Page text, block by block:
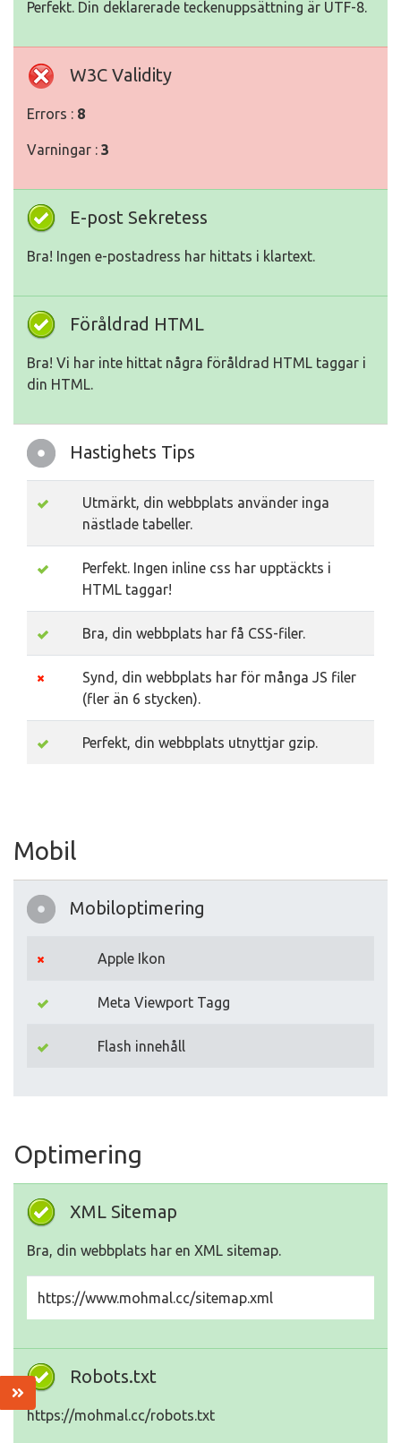
Perfekt. Din deklarerade teckenuppsättning är UTF-8.
W3C Validity
Errors : 8
Varningar : 3
E-post Sekretess
Bra! Ingen e-postadress har hittats i klartext.
Föråldrad HTML
Bra! Vi har inte hittat några föråldrad HTML taggar i
din HTML.
Hastighets Tips
Utmärkt, din webbplats använder inga
nästlade tabeller.
Perfekt. Ingen inline css har upptäckts i
HTML taggar!
Bra, din webbplats har få CSS-filer.
Synd, din webbplats har för många JS filer
(fler än 6 stycken).
Perfekt, din webbplats utnyttjar gzip.
Mobil
Mobiloptimering
Apple Ikon
Meta Viewport Tagg
Flash innehåll
Optimering
XML Sitemap
Bra, din webbplats har en XML sitemap.
https://www.mohmal.cc/sitemap.xml
Robots.txt
https://mohmal.cc/robots.txt